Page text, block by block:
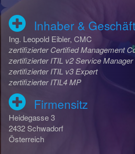
Inhaber &
Ing. Leopold Eibler, CMC
zertifizierter Certified Management
zertifizierter ITIL v2 Service Manager
zertifizierter ITIL v3 Expert
zertifizierter ITIL4 MP
Firmensitz
Heidegasse 3
2432 Schwadorf
Österreich